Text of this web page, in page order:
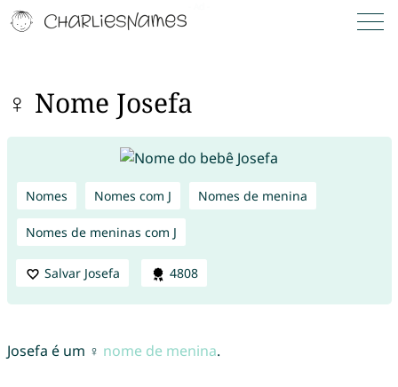
♀ Nome Josefa
Nomes Nomes com J Nomes de menina
Nomes de meninas com J
Salvar Josefa 4808
Josefa é um ♀ nome de menina.